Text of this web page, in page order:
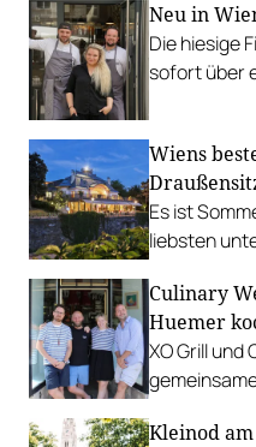
Neu in
Die hiesige
sofort über
Wiens
Es ist
liebsten
Gastgarten.
Culinary
Huemer
XO Grill
Richard
Kleinod